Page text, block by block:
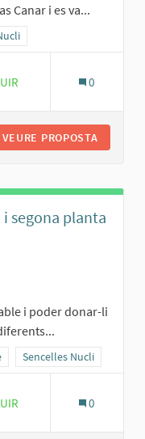
Canar i es va...
i benestar
filtrar per l'àmbit: Sencelles
0
VEURE PROPOSTA
segona planta
i poder donar-li
i Consum
Resultats al filtrar per
Sencelles Nucli
0